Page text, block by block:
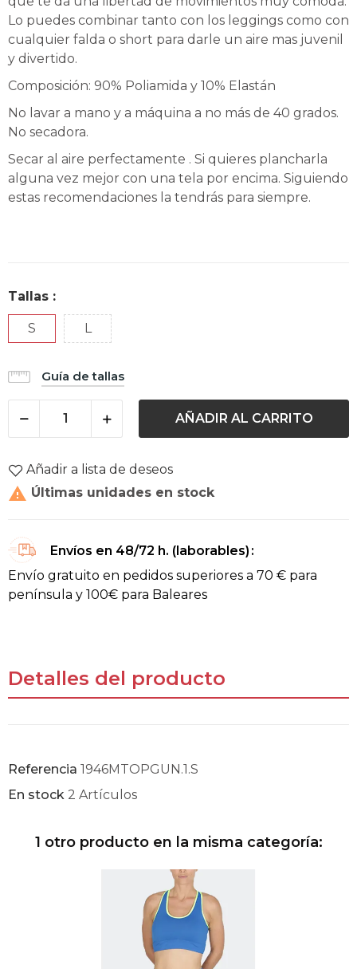
Lo puedes combinar tanto con los leggings como con
cualquier falda o short para darle un aire mas juvenil
y divertido.
Composición: 90% Poliamida y 10% Elastán
No lavar a mano y a máquina a no más de 40 grados.
No secadora.
Secar al aire perfectamente . Si quieres plancharla
alguna vez mejor con una tela por encima. Siguiendo
estas recomendaciones la tendrás para siempre.
Tallas :
S L
Guía de tallas
AÑADIR AL CARRITO
Añadir a lista de deseos
 Últimas unidades en stock
Envíos en 48/72 h. (laborables)
Envío gratuito en pedidos superiores a 70 € para
península y 100€ para Baleares
Detalles del producto
Referencia 1946MTOPGUN.1.S
En stock 2 Artículos
1 otro producto en la misma categoría: